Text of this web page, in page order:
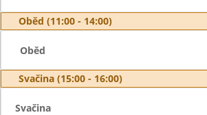
Oběd (11:00 - 14:00)
Oběd
Svačina (15:00 - 16:00)
Svačina